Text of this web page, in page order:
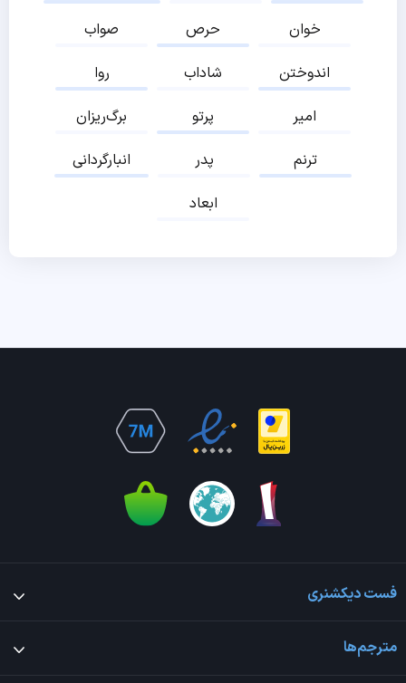
صواب
حرص
خوان
روا
شاداب
اندوختن
برگ‌ریزان
پرتو
امیر
انبارگردانی
پدر
ترنم
ابعاد
فست دیکشنری
مترجم‌ها